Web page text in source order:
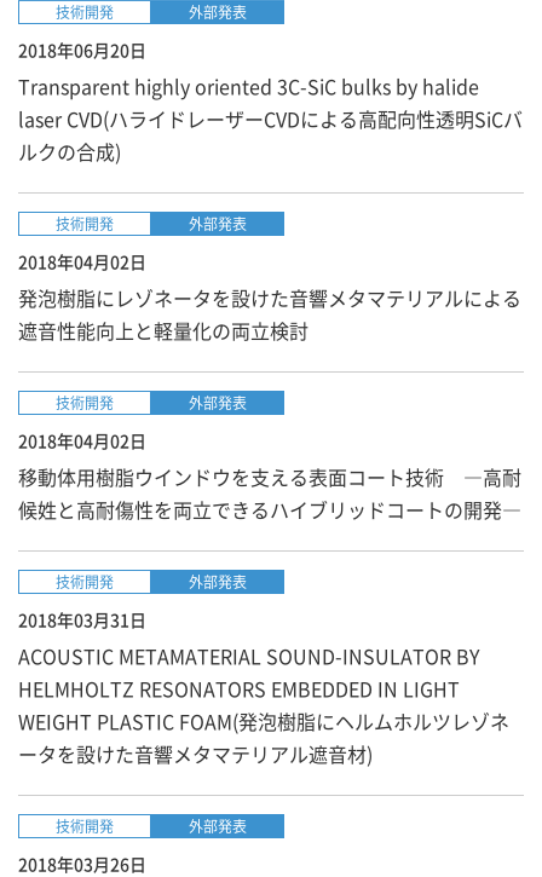
技術開発 外部発表
2018年06月20日
Transparent highly oriented 3C-SiC bulks by halide
laser CVD(ハライドレーザーCVDによる高配向性透明SiCバ
ルクの合成)
技術開発 外部発表
2018年04月02日
発泡樹脂にレゾネータを設けた音響メタマテリアルによる
遮音性能向上と軽量化の両立検討
技術開発 外部発表
2018年04月02日
移動体用樹脂ウインドウを支える表面コート技術 ―高耐
候姓と高耐傷性を両立できるハイブリッドコートの開発―
技術開発 外部発表
2018年03月31日
ACOUSTIC METAMATERIAL SOUND-INSULATOR BY
HELMHOLTZ RESONATORS EMBEDDED IN LIGHT
WEIGHT PLASTIC FOAM(発泡樹脂にヘルムホルツレゾネ
ータを設けた音響メタマテリアル遮音材)
技術開発 外部発表
2018年03月26日